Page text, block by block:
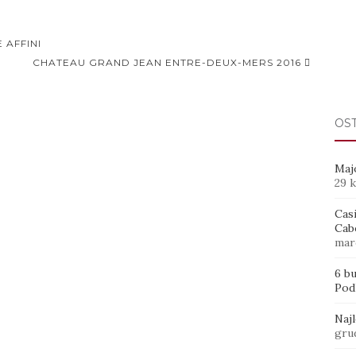
AFFINI
CHATEAU GRAND JEAN ENTRE-DEUX-MERS 2016
29
6